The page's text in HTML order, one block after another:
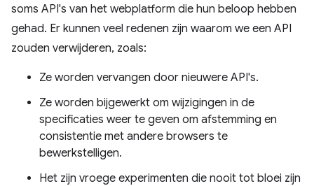
soms API's van het webplatform die hun beloop hebben
gehad. Er kunnen veel redenen zijn waarom we een API
zouden verwijderen, zoals:
Ze worden vervangen door nieuwere API's.
Ze worden bijgewerkt om wijzigingen in de
specificaties weer te geven om afstemming en
consistentie met andere browsers te
bewerkstelligen.
Het zijn vroege experimenten die nooit tot bloei zijn